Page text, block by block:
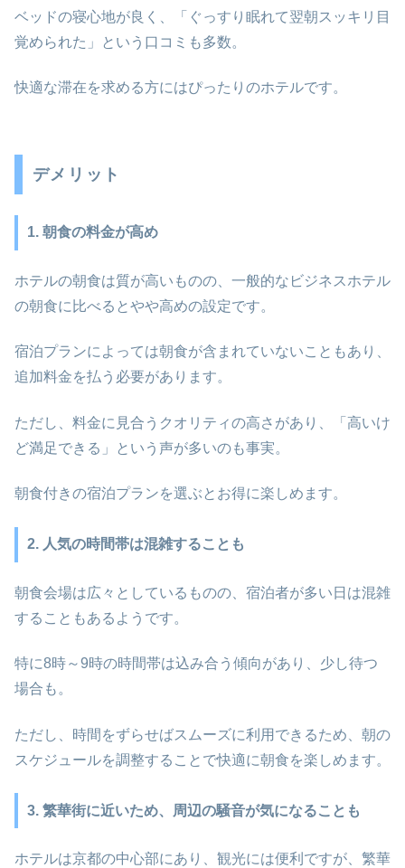
ベッドの寝心地が良く、「ぐっすり眠れて翌朝スッキリ目
覚められた」という口コミも多数。
快適な滞在を求める方にはぴったりのホテルです。
デメリット
1. 朝食の料金が高め
ホテルの朝食は質が高いものの、一般的なビジネスホテル
の朝食に比べるとやや高めの設定です。
宿泊プランによっては朝食が含まれていないこともあり、
追加料金を払う必要があります。
ただし、料金に見合うクオリティの高さがあり、「高いけ
ど満足できる」という声が多いのも事実。
朝食付きの宿泊プランを選ぶとお得に楽しめます。
2. 人気の時間帯は混雑することも
朝食会場は広々としているものの、宿泊者が多い日は混雑
することもあるようです。
特に8時～9時の時間帯は込み合う傾向があり、少し待つ
場合も。
ただし、時間をずらせばスムーズに利用できるため、朝の
スケジュールを調整することで快適に朝食を楽しめます。
3. 繁華街に近いため、周辺の騒音が気になることも
ホテルは京都の中心部にあり、観光には便利ですが、繁華